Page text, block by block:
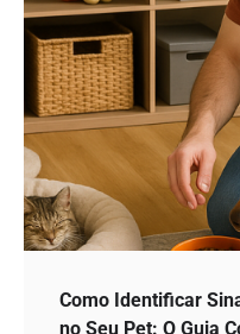
Como Identificar
no Seu Pet: O Guia